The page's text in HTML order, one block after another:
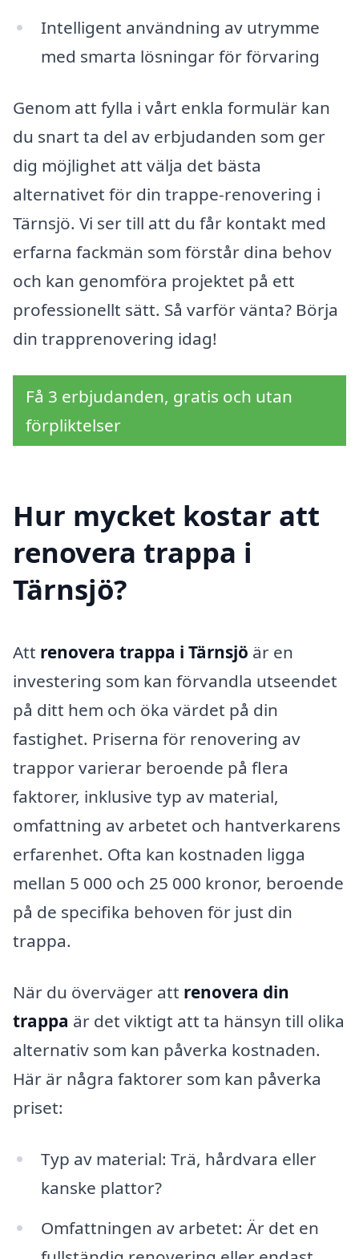
Intelligent användning av utrymme
med smarta lösningar för förvaring
Genom att fylla i vårt enkla formulär kan
du snart ta del av erbjudanden som ger
dig möjlighet att välja det bästa
alternativet för din trappe-renovering i
Tärnsjö. Vi ser till att du får kontakt med
erfarna fackmän som förstår dina behov
och kan genomföra projektet på ett
professionellt sätt. Så varför vänta? Börja
din trapprenovering idag!
Få 3 erbjudanden, gratis och utan
förpliktelser
Hur mycket kostar att
renovera trappa i
Tärnsjö?
Att renovera trappa i Tärnsjö är en
investering som kan förvandla utseendet
på ditt hem och öka värdet på din
fastighet. Priserna för renovering av
trappor varierar beroende på flera
faktorer, inklusive typ av material,
omfattning av arbetet och hantverkarens
erfarenhet. Ofta kan kostnaden ligga
mellan 5 000 och 25 000 kronor, beroende
på de specifika behoven för just din
trappa.
När du överväger att renovera din
trappa är det viktigt att ta hänsyn till olika
alternativ som kan påverka kostnaden.
Här är några faktorer som kan påverka
priset:
Typ av material: Trä, hårdvara eller
kanske plattor?
Omfattningen av arbetet: Är det en